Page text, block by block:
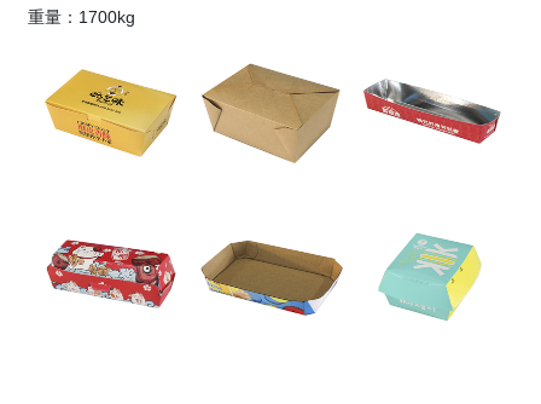
重量：1700kg